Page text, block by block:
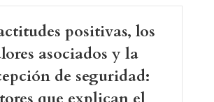
positivas, los
asociados y la
de seguridad: